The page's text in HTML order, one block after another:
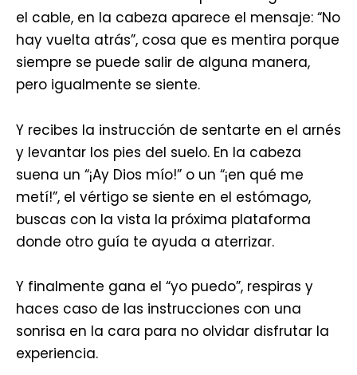
el cable, en la cabeza aparece el mensaje: “No
hay vuelta atrás”, cosa que es mentira porque
siempre se puede salir de alguna manera,
pero igualmente se siente.
Y recibes la instrucción de sentarte en el arnés
y levantar los pies del suelo. En la cabeza
suena un “¡Ay Dios mío!” o un “¡en qué me
metí!”, el vértigo se siente en el estómago,
buscas con la vista la próxima plataforma
donde otro guía te ayuda a aterrizar.
Y finalmente gana el “yo puedo”, respiras y
haces caso de las instrucciones con una
sonrisa en la cara para no olvidar disfrutar la
experiencia.